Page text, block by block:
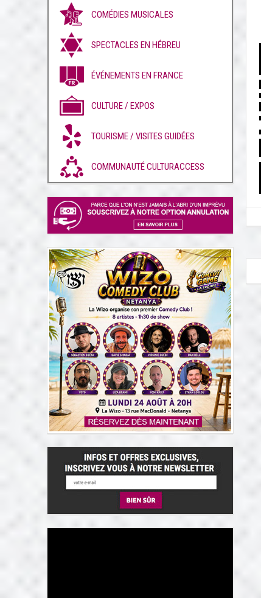
COMÉDIES MUSICALES
SPECTACLES EN HÉBREU
ÉVÉNEMENTS EN FRANCE
CULTURE / EXPOS
TOURISME / VISITES GUIDÉES
COMMUNAUTÉ CULTURACCESS